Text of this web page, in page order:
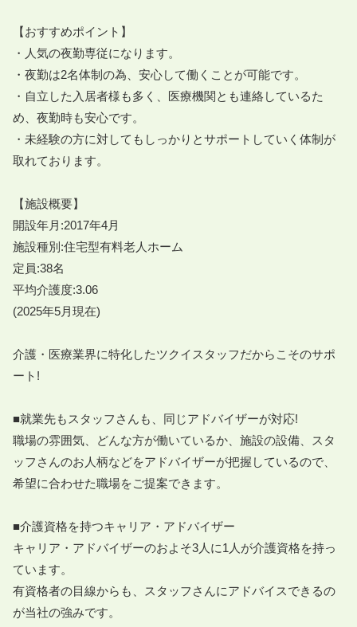
【おすすめポイント】
・人気の夜勤専従になります。
・夜勤は2名体制の為、安心して働くことが可能です。
・自立した入居者様も多く、医療機関とも連絡しているた
め、夜勤時も安心です。
・未経験の方に対してもしっかりとサポートしていく体制が
取れております。
【施設概要】
開設年月:2017年4月
施設種別:住宅型有料老人ホーム
定員:38名
平均介護度:3.06
(2025年5月現在)
介護・医療業界に特化したツクイスタッフだからこそのサポ
ート!
■就業先もスタッフさんも、同じアドバイザーが対応!
職場の雰囲気、どんな方が働いているか、施設の設備、スタ
ッフさんのお人柄などをアドバイザーが把握しているので、
希望に合わせた職場をご提案できます。
■介護資格を持つキャリア・アドバイザー
キャリア・アドバイザーのおよそ3人に1人が介護資格を持っ
ています。
有資格者の目線からも、スタッフさんにアドバイスできるの
が当社の強みです。